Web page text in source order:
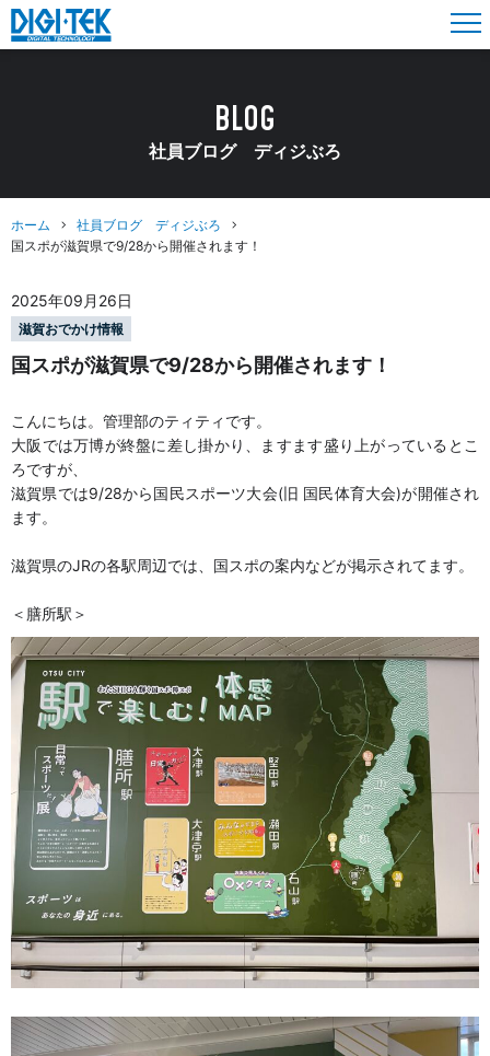
BLOG
社員ブログ ディジぶろ
ホーム
社員ブログ ディジぶろ
国スポが滋賀県で9/28から開催されます！
2025年09月26日
滋賀おでかけ情報
国スポが滋賀県で9/28から開催されます！
こんにちは。管理部のティティです。
大阪では万博が終盤に差し掛かり、ますます盛り上がっているとこ
ろですが、
滋賀県では9/28から国民スポーツ大会(旧 国民体育大会)が開催され
ます。
滋賀県のJRの各駅周辺では、国スポの案内などが掲示されてます。
＜膳所駅＞